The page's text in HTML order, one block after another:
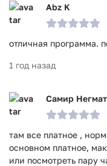
Abz K
отличная программа.
1 год назад
Самир
там все платное ,
основном платное,
или посмотреть пару